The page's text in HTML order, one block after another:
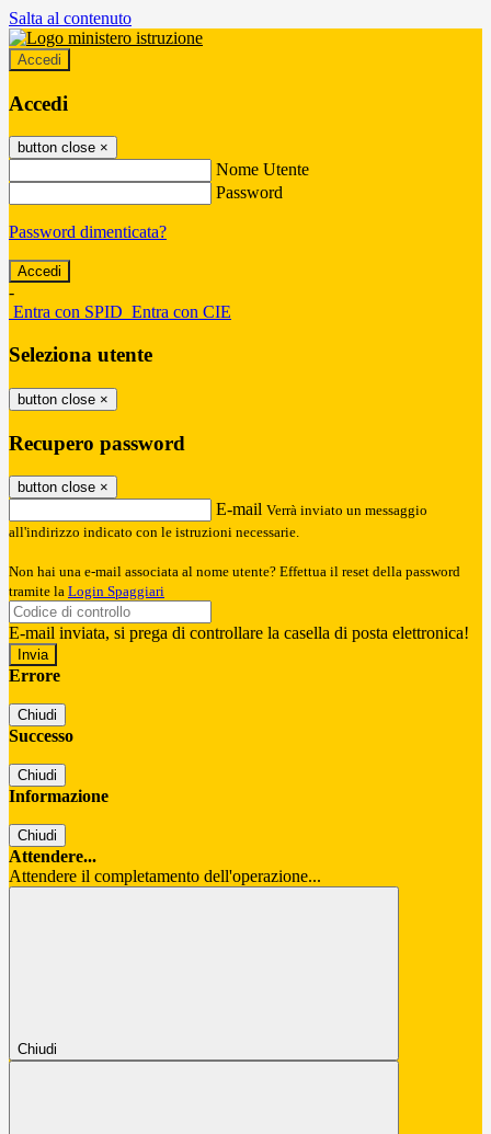
Salta al contenuto
Accedi
Accedi
button close ×
Nome Utente
Password
Password dimenticata?
-
Entra con SPID Entra con CIE
Seleziona utente
button close ×
Recupero password
button close ×
E-mail Verrà inviato un messaggio
all'indirizzo indicato con le istruzioni necessarie.
Non hai una e-mail associata al nome utente? Effettua il reset della password
tramite la Login Spaggiari
E-mail inviata, si prega di controllare la casella di posta elettronica!
Errore
Chiudi
Successo
Chiudi
Informazione
Chiudi
Attendere...
Attendere il completamento dell'operazione...
Chiudi